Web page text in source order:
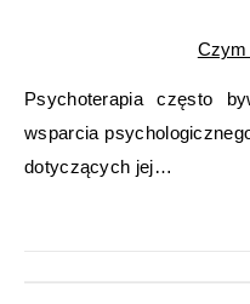
Czym
Psychoterapia często
wsparcia
dotyczących jej…